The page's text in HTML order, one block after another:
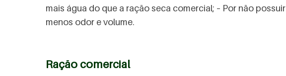
mais água do que a ração seca comercial; – Por não
menos odor e volume.
Ração comercial